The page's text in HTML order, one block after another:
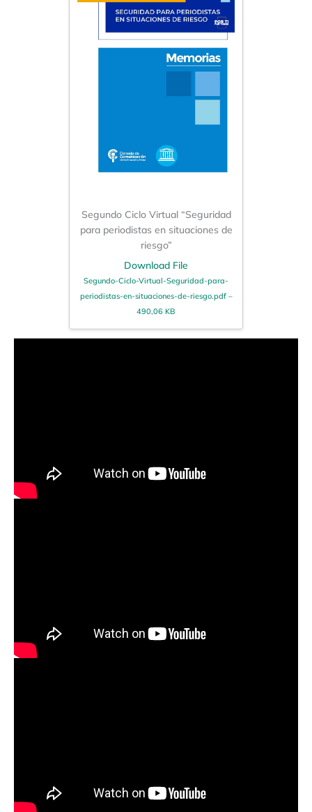
Segundo Ciclo Virtual “Seguridad
para periodistas en situaciones de
riesgo”
Download File
Segundo-Ciclo-Virtual-Seguridad-para-
periodistas-en-situaciones-de-riesgo.pdf –
490,06 KB